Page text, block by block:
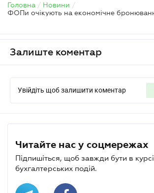
Головна / Новини /
Залиште коментар
Увійдіть щоб залишити коментар
Читайте нас у соцмережах
Підпишіться, щоб завжди бути в курсі
бухгалтерських подій.